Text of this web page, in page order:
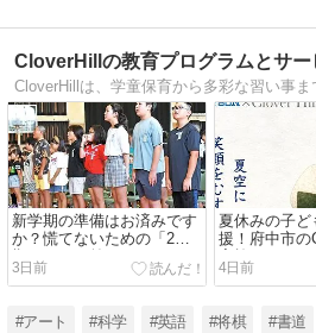
CloverHillの教育プログラムとサー
新学期の準備はお済みです
か？慌てないための「2学
期スタート前チェックリス
ト」|府中市の教育複合施設
3日前
夏休みの子ど
援！府中市の
実施されるロ
り無料配布企
4日前
#アート #科学 #英語 #将棋 #書道